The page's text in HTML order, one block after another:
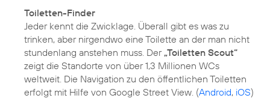
Toiletten-Finder
Jeder kennt die Zwicklage. Überall gibt es was zu
trinken, aber nirgendwo eine Toilette an der man nicht
stundenlang anstehen muss. Der„Toiletten Scout“
zeigt die Standorte von über 1,3 Millionen WCs
weltweit. Die Navigation zu den öffentlichen Toiletten
erfolgt mit Hilfe von Google Street View. (Android, iOS)